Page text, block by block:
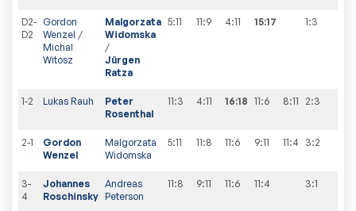
D2-
D2
Gordon
Wenzel /
Michal
Witosz
Malgorzata
Widomska
/
Jürgen
Ratza
5:11 11:9 4:11 15:17 1:3
1-2 Lukas Rauh
Peter
Rosenthal
11:3 4:11 16:18 11:6 8:11 2:3
2-1
Gordon
Wenzel
Malgorzata
Widomska
5:11 11:8 11:6 9:11 11:4 3:2
3-
4
Johannes
Roschinsky
Andreas
Peterson
11:8 9:11 11:6 11:4 3:1